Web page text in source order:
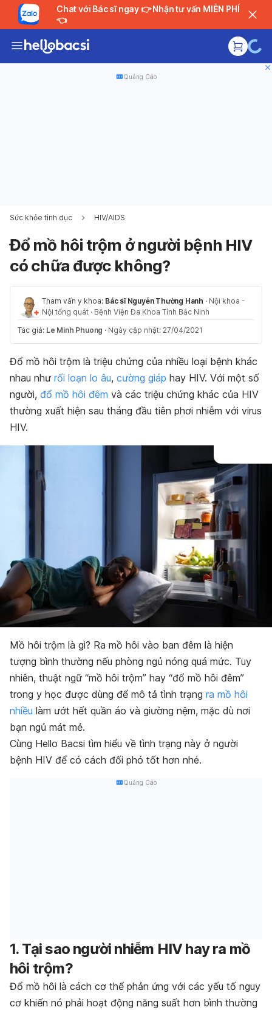
Chat với Bác sĩ ngay 👉 Nhận tư vấn MIỄN PHÍ
👈
Quảng Cáo
Sức khỏe tình dục HIV/AIDS
Đổ mồ hôi trộm ở người bệnh HIV
có chữa được không?
Tham vấn y khoa: Bác sĩ Nguyễn Thường Hanh · Nội khoa -
Nội tổng quát · Bệnh Viện Đa Khoa Tỉnh Bắc Ninh
Tác giả: Le Minh Phuong · Ngày cập nhật: 27/04/2021
Đổ mồ hôi trộm là triệu chứng của nhiều loại bệnh khác
nhau như rối loạn lo âu, cường giáp hay HIV. Với một số
người, đổ mồ hôi đêm và các triệu chứng khác của HIV
thường xuất hiện sau tháng đầu tiên phơi nhiễm với virus
HIV.
Mồ hôi trộm là gì? Ra mồ hôi vào ban đêm là hiện
tượng bình thường nếu phòng ngủ nóng quá mức. Tuy
nhiên, thuật ngữ “mồ hôi trộm” hay “đổ mồ hôi đêm”
trong y học được dùng để mô tả tình trạng ra mồ hôi
nhiều làm ướt hết quần áo và giường nệm, mặc dù nơi
bạn ngủ mát mẻ.
Cùng Hello Bacsi tìm hiểu về tình trạng này ở người
bệnh HIV để có cách đối phó tốt hơn nhé.
Quảng Cáo
1. Tại sao người nhiễm HIV hay ra mồ
hôi trộm?
Đổ mồ hôi là cách cơ thể phản ứng với các yếu tố nguy
cơ khiến nó phải hoạt động năng suất hơn bình thường